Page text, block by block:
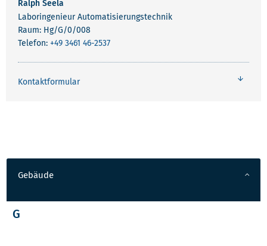
Ralph Seela
Laboringenieur Automatisierungstechnik
Raum: Hg/G/0/008
Telefon: +49 3461 46-2537
Kontaktformular
Gebäude
G